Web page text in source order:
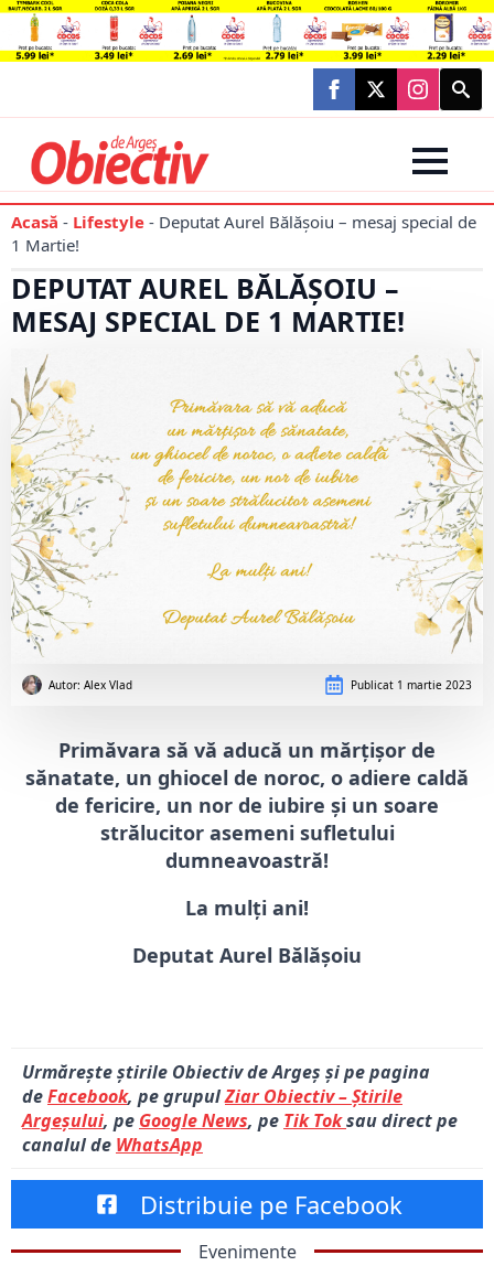
Search
for:
Acasă - Lifestyle - Deputat Aurel Bălășoiu – mesaj special de
1 Martie!
DEPUTAT AUREL BĂLĂȘOIU –
MESAJ SPECIAL DE 1 MARTIE!
Autor: Alex Vlad Publicat 1 martie 2023
Primăvara să vă aducă un mărţişor de
sănatate, un ghiocel de noroc, o adiere caldă
de fericire, un nor de iubire şi un soare
strălucitor asemeni sufletului
dumneavoastră!
La mulți ani!
Deputat Aurel Bălășoiu
Urmărește știrile Obiectiv de Argeș și pe pagina
deFacebook, pe grupulZiar Obiectiv – Știrile
Argeșului, pe Google News, pe Tik Toksau direct pe
canalul de WhatsApp
Distribuie pe Facebook
Evenimente